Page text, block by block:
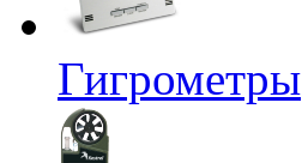
Гигрометры